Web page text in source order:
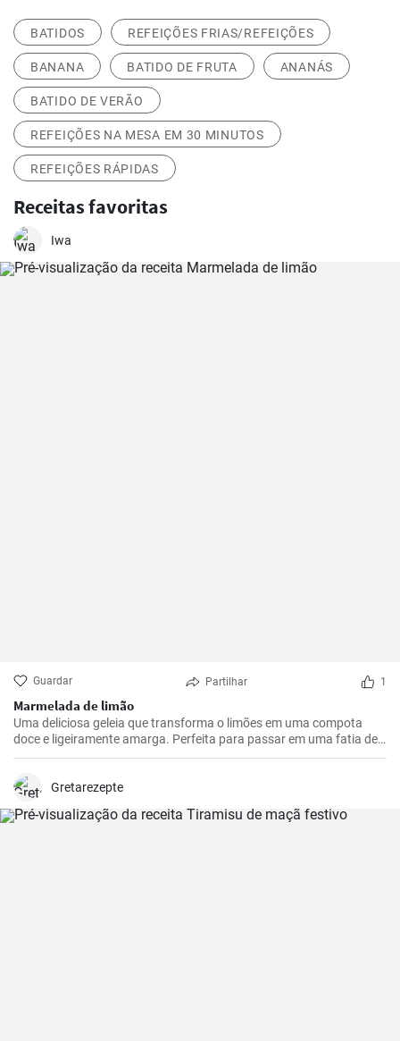
BATIDOS REFEIÇÕES FRIAS/REFEIÇÕES
BANANA BATIDO DE FRUTA ANANÁS
BATIDO DE VERÃO
REFEIÇÕES NA MESA EM 30 MINUTOS
REFEIÇÕES RÁPIDAS
Receitas favoritas
Iwa
Guardar Partilhar 1
Marmelada de limão
Uma deliciosa geleia que transforma o limões em uma compota
doce e ligeiramente amarga. Perfeita para passar em uma fatia de
pão torrado ou usar como recheio para sobremesas.
Gretarezepte